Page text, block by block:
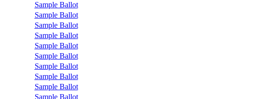
Sample Ballot
Sample Ballot
Sample Ballot
Sample Ballot
Sample Ballot
Sample Ballot
Sample Ballot
Sample Ballot
Sample Ballot
Sample Ballot